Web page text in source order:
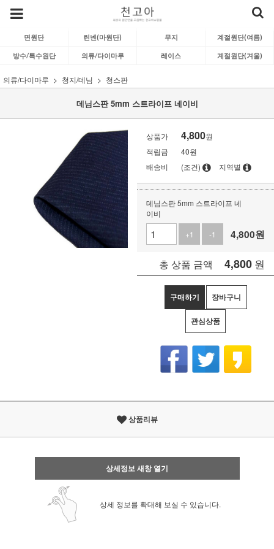
면원단 린넨(마원단) 무지 계절원단(여름)
방수/특수원단 의류/다이마루 레이스 계절원단(겨울)
의류/다이마루 청지/데님 청스판
데님스판 5mm 스트라이프 네이비
상품가 4,800원
적립금
40원
배송비
(조건) 지역별
데님스판 5mm 스트라이프 네
이비
+1
-1 4,800원
총 상품 금액 4,800 원
구매하기 장바구니
관심상품
상품리뷰
상세정보 새창 열기
상세 정보를 확대해 보실 수 있습니다.